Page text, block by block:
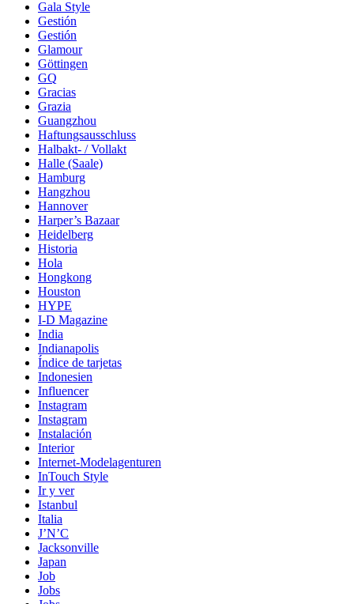
Gala Style
Gestión
Gestión
Glamour
Göttingen
GQ
Gracias
Grazia
Guangzhou
Haftungsausschluss
Halbakt- / Vollakt
Halle (Saale)
Hamburg
Hangzhou
Hannover
Harper’s Bazaar
Heidelberg
Historia
Hola
Hongkong
Houston
HYPE
I-D Magazine
India
Indianapolis
Índice de tarjetas
Indonesien
Influencer
Instagram
Instagram
Instalación
Interior
Internet-Modelagenturen
InTouch Style
Ir y ver
Istanbul
Italia
J’N’C
Jacksonville
Japan
Job
Jobs